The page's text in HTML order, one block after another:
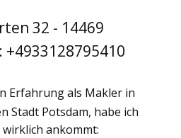
32 - 14469
+4933128795410
Erfahrung als Makler in
Stadt Potsdam, habe ich
ankommt: